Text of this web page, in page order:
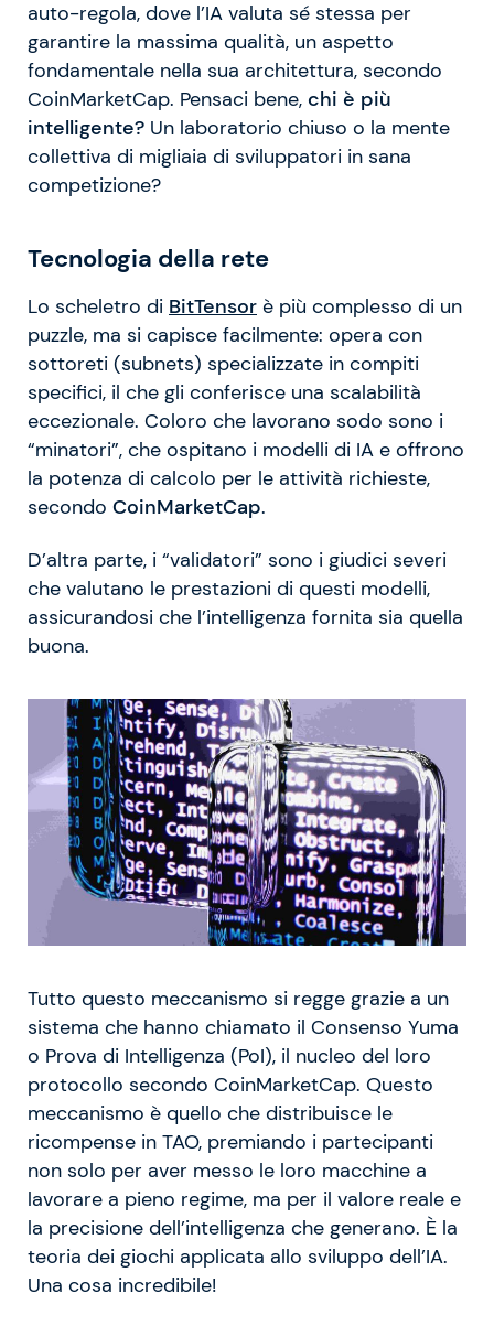
auto-regola, dove l’IA valuta sé stessa per
garantire la massima qualità, un aspetto
fondamentale nella sua architettura, secondo
CoinMarketCap. Pensaci bene, chi è più
intelligente? Un laboratorio chiuso o la mente
collettiva di migliaia di sviluppatori in sana
competizione?
Tecnologia della rete
Lo scheletro di BitTensor è più complesso di un
puzzle, ma si capisce facilmente: opera con
sottoreti (subnets) specializzate in compiti
specifici, il che gli conferisce una scalabilità
eccezionale. Coloro che lavorano sodo sono i
“minatori”, che ospitano i modelli di IA e offrono
la potenza di calcolo per le attività richieste,
secondo CoinMarketCap.
D’altra parte, i “validatori” sono i giudici severi
che valutano le prestazioni di questi modelli,
assicurandosi che l’intelligenza fornita sia quella
buona.
Tutto questo meccanismo si regge grazie a un
sistema che hanno chiamato il Consenso Yuma
o Prova di Intelligenza (PoI), il nucleo del loro
protocollo secondo CoinMarketCap. Questo
meccanismo è quello che distribuisce le
ricompense in TAO, premiando i partecipanti
non solo per aver messo le loro macchine a
lavorare a pieno regime, ma per il valore reale e
la precisione dell’intelligenza che generano. È la
teoria dei giochi applicata allo sviluppo dell’IA.
Una cosa incredibile!